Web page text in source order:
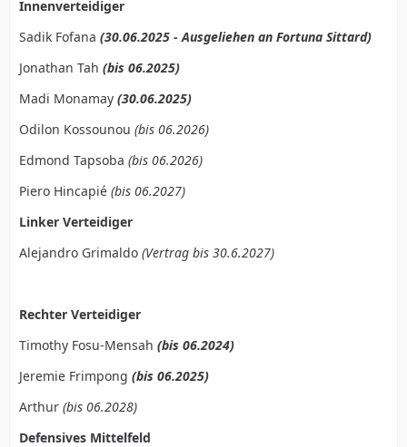
Innenverteidiger
Sadik Fofana (30.06.2025 - Ausgeliehen an Fortuna Sittard)
Jonathan Tah (bis 06.2025)
Madi Monamay (30.06.2025)
Odilon Kossounou (bis 06.2026)
Edmond Tapsoba (bis 06.2026)
Piero Hincapié (bis 06.2027)
Linker Verteidiger
Alejandro Grimaldo (Vertrag bis 30.6.2027)
Rechter Verteidiger
Timothy Fosu-Mensah (bis 06.2024)
Jeremie Frimpong (bis 06.2025)
Arthur (bis 06.2028)
Defensives Mittelfeld